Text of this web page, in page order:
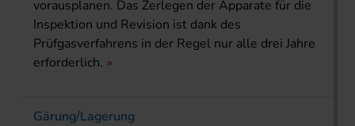
vorausplanen. Das Zerlegen der Apparate für die
Inspektion und Revision ist dank des
Prüfgasverfahrens in der Regel nur alle drei Jahre
erforderlich.
Gärung/Lagerung